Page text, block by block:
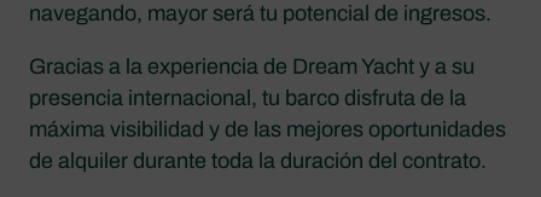
navegando, mayor será tu potencial de ingresos.
Gracias a la experiencia de Dream Yacht y a su
presencia internacional, tu barco disfruta de la
máxima visibilidad y de las mejores oportunidades
de alquiler durante toda la duración del contrato.